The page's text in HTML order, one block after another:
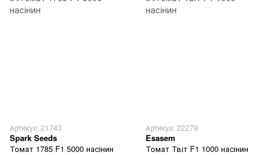
Артикул: 21743
Spark Seeds
Томат 1785 F1 5000 насінин
Артикул: 22279
Esasem
Томат Твіт F1 1000 насінин